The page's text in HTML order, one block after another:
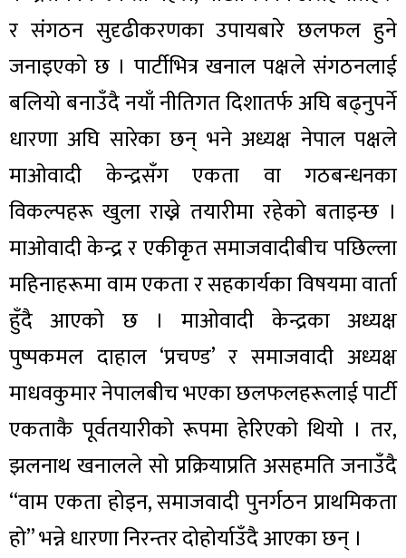
र संगठन सुदृढीकरणका उपायबारे छलफल हुने
जनाइएको छ । पार्टीभित्र खनाल पक्षले संगठनलाई
बलियो बनाउँदै नयाँ नीतिगत दिशातर्फ अघि बढ्नुपर्ने
धारणा अघि सारेका छन् भने अध्यक्ष नेपाल पक्षले
माओवादी केन्द्रसँग एकता वा गठबन्धनका
विकल्पहरू खुला राख्ने तयारीमा रहेको बताइन्छ ।
माओवादी केन्द्र र एकीकृत समाजवादीबीच पछिल्ला
महिनाहरूमा वाम एकता र सहकार्यका विषयमा वार्ता
हुँदै आएको छ । माओवादी केन्द्रका अध्यक्ष
पुष्पकमल दाहाल ‘प्रचण्ड’ र समाजवादी अध्यक्ष
माधवकुमार नेपालबीच भएका छलफलहरूलाई पार्टी
एकताकै पूर्वतयारीको रूपमा हेरिएको थियो । तर,
झलनाथ खनालले सो प्रक्रियाप्रति असहमति जनाउँदै
“वाम एकता होइन, समाजवादी पुनर्गठन प्राथमिकता
हो” भन्ने धारणा निरन्तर दोहोर्याउँदै आएका छन् ।